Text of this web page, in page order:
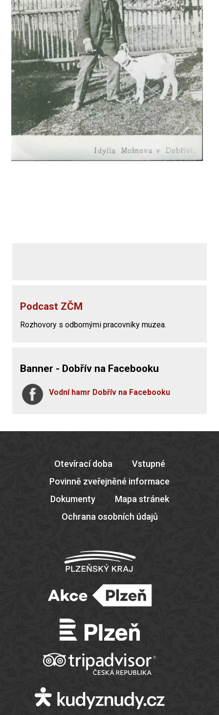
Podcast ZČM
Rozhovory s odbornými pracovníky muzea.
Banner - Dobřív na Facebooku
Vodní hamr Dobřív na Facebooku
Otevírací doba
Vstupné
Povinně zveřejněné informace
Dokumenty
Mapa stránek
Ochrana osobních údajů